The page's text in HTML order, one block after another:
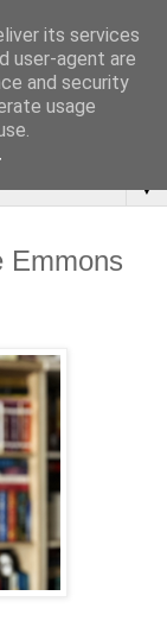
▼
Emmons
its services
user-agent are
and security
usage